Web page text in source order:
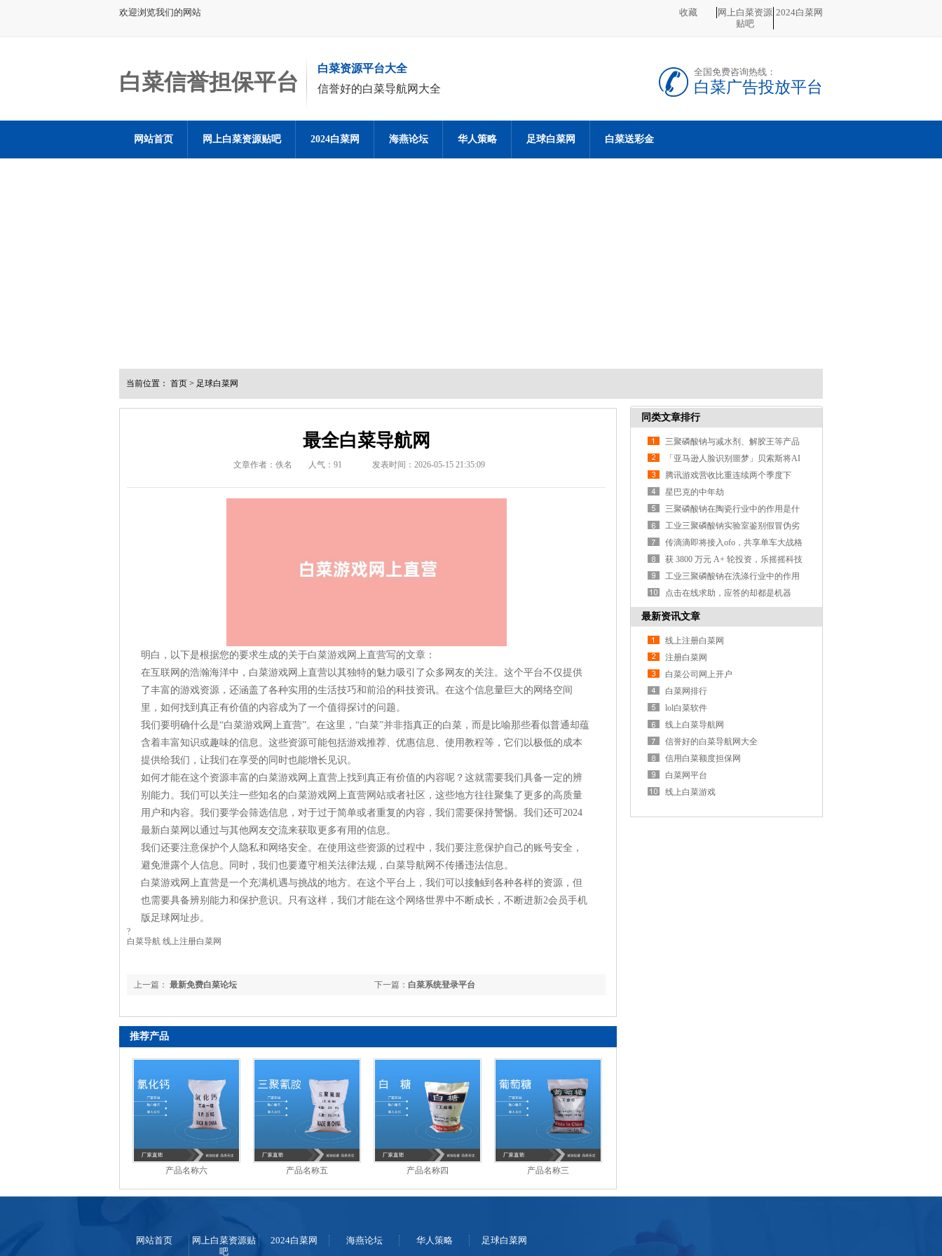
欢迎浏览我们的网站 收藏
网上白菜资源
贴吧
2024白菜网
白菜信誉担保平台
白菜资源平台大全
信誉好的白菜导航网大全
全国免费咨询热线：
白菜广告投放平台
网站首页 网上白菜资源贴吧 2024白菜网 海燕论坛 华人策略 足球白菜网 白菜送彩金
当前位置： 首页 > 足球白菜网
最全白菜导航网
文章作者：佚名 人气： 91 发表时间：2026-05-15 21:35:09
明白，以下是根据您的要求生成的关于白菜游戏网上直营写的文章：
在互联网的浩瀚海洋中，白菜游戏网上直营以其独特的魅力吸引了众多网友的关注。这个平台不仅提供
了丰富的游戏资源，还涵盖了各种实用的生活技巧和前沿的科技资讯。在这个信息量巨大的网络空间
里，如何找到真正有价值的内容成为了一个值得探讨的问题。
我们要明确什么是“白菜游戏网上直营”。在这里，“白菜”并非指真正的白菜，而是比喻那些看似普通却蕴
含着丰富知识或趣味的信息。这些资源可能包括游戏推荐、优惠信息、使用教程等，它们以极低的成本
提供给我们，让我们在享受的同时也能增长见识。
如何才能在这个资源丰富的白菜游戏网上直营上找到真正有价值的内容呢？这就需要我们具备一定的辨
别能力。我们可以关注一些知名的白菜游戏网上直营网站或者社区，这些地方往往聚集了更多的高质量
用户和内容。我们要学会筛选信息，对于过于简单或者重复的内容，我们需要保持警惕。我们还可2024
最新白菜网以通过与其他网友交流来获取更多有用的信息。
我们还要注意保护个人隐私和网络安全。在使用这些资源的过程中，我们要注意保护自己的账号安全，
避免泄露个人信息。同时，我们也要遵守相关法律法规，白菜导航网不传播违法信息。
白菜游戏网上直营是一个充满机遇与挑战的地方。在这个平台上，我们可以接触到各种各样的资源，但
也需要具备辨别能力和保护意识。只有这样，我们才能在这个网络世界中不断成长，不断进新2会员手机
版足球网址步。
?
白菜导航 线上注册白菜网
下一篇： 白菜系统登录平台
上一篇： 最新免费白菜论坛
推荐产品
产品名称六 产品名称五 产品名称四 产品名称三
同类文章排行
三聚磷酸钠与减水剂、解胶王等产品
的区别？
「亚马逊人脸识别噩梦」贝索斯将AI
武器化遭大规模抗议
腾讯游戏营收比重连续两个季度下
降，支付、云计算等业务营收涨3
星巴克的中年劫
三聚磷酸钠在陶瓷行业中的作用是什
么？
工业三聚磷酸钠实验室鉴别假冒伪劣
产品的方法？
传滴滴即将接入ofo，共享单车大战格
局或生变
获 3800 万元 A+ 轮投资，乐摇摇科技
利用抓娃娃机做线
工业三聚磷酸钠在洗涤行业中的作用
是什么？
点击在线求助，应答的却都是机器
人，这样真的好吗？
最新资讯文章
线上注册白菜网
注册白菜网
白菜公司网上开户
白菜网排行
lol白菜软件
线上白菜导航网
信誉好的白菜导航网大全
信用白菜额度担保网
白菜网平台
线上白菜游戏
网站首页
网上白菜资源贴
吧
2024白菜网 海燕论坛 华人策略 足球白菜网